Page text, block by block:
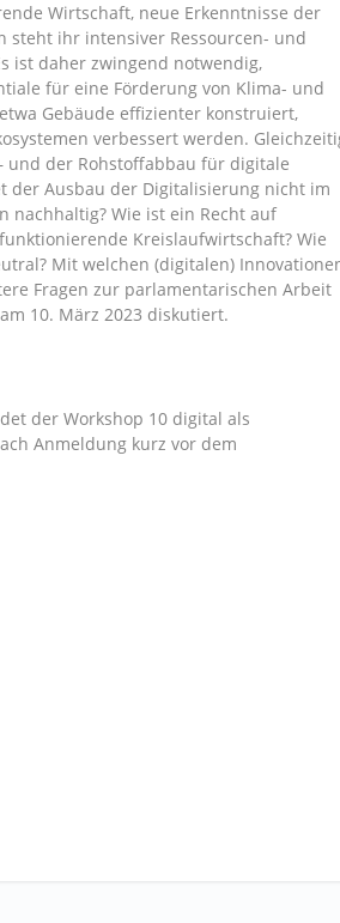
Wirtschaft, neue Erkenntnisse der
steht ihr intensiver Ressourcen- und
ist daher zwingend notwendig,
für eine Förderung von Klima- und
Gebäude effizienter konstruiert,
verbessert werden.
und der Rohstoffabbau für digitale
der Ausbau der Digitalisierung nicht im
nachhaltig? Wie ist ein Recht auf
Kreislaufwirtschaft? Wie
Mit welchen (digitalen)
Fragen zur parlamentarischen Arbeit
10. März 2023 diskutiert.
der Workshop 10 digital als
Anmeldung kurz vor dem